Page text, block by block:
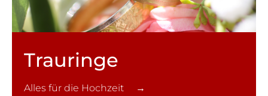
Trauringe
Alles für die Hochzeit →